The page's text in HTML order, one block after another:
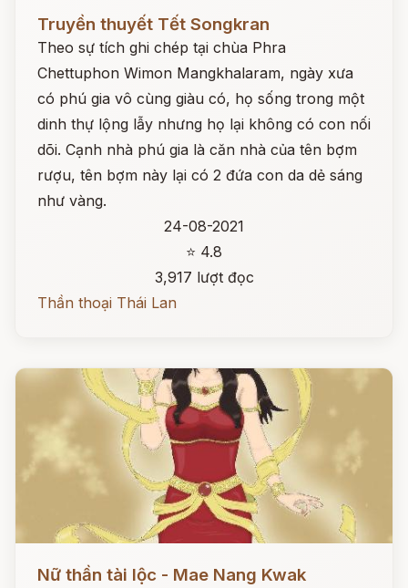
Đọc ngay
Truyền thuyết Tết Songkran
Theo sự tích ghi chép tại chùa Phra
Chettuphon Wimon Mangkhalaram, ngày xưa
có phú gia vô cùng giàu có, họ sống trong một
dinh thự lộng lẫy nhưng họ lại không có con nối
dõi. Cạnh nhà phú gia là căn nhà của tên bợm
rượu, tên bợm này lại có 2 đứa con da dẻ sáng
như vàng.
24-08-2021
⭐ 4.8
3,917 lượt đọc
Thần thoại Thái Lan
Nữ thần tài lộc - Mae Nang Kwak